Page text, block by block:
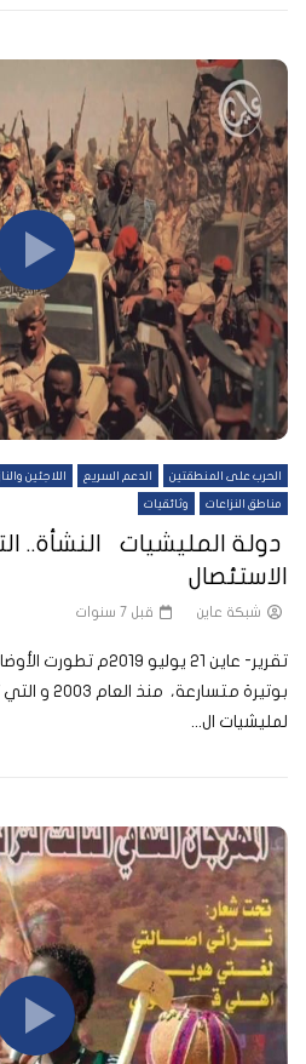
الحرب على المنطقتين الدعم السريع اللاجئين
مناطق النزاعات وثائقيات
دولة المليشيات النشأة..
الاستئصال
شبكة عاين قبل 7 سنوات
تقرير- عاين 21 يوليو
بوتيرة
لمليشيات ال...